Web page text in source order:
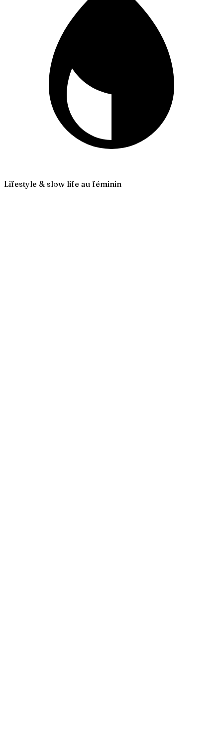
Lifestyle & slow life au féminin